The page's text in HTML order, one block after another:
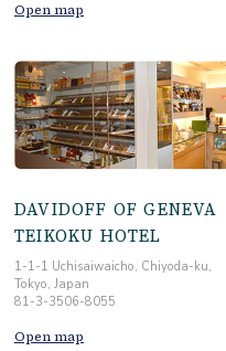
Open map
DAVIDOFF OF GENEVA
TEIKOKU HOTEL
1-1-1 Uchisaiwaicho, Chiyoda-ku,
Tokyo, Japan
81-3-3506-8055
Open map